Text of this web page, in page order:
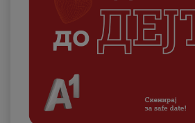
Деловни
Поддршка
Надополни кредит